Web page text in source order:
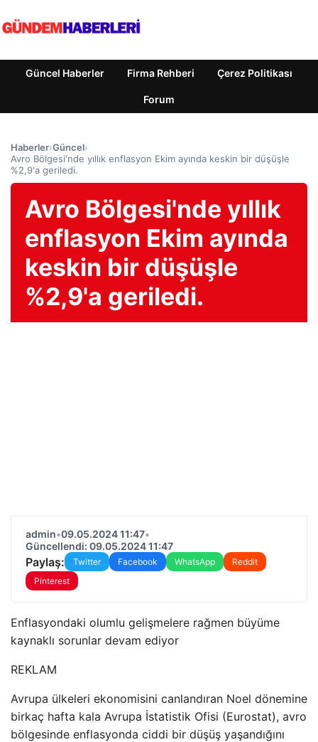
Güncel Haberler Firma Rehberi Çerez Politikası
Forum
Haberler›Güncel›
Avro Bölgesi'nde yıllık enflasyon Ekim ayında keskin bir düşüşle
%2,9'a geriledi.
Avro Bölgesi'nde yıllık
enflasyon Ekim ayında
keskin bir düşüşle
%2,9'a geriledi.
admin•09.05.2024 11:47•
Güncellendi: 09.05.2024 11:47
Paylaş: Twitter Facebook WhatsApp
Reddit
Pinterest
Enflasyondaki olumlu gelişmelere rağmen büyüme
kaynaklı sorunlar devam ediyor
REKLAM
Avrupa ülkeleri ekonomisini canlandıran Noel dönemine
birkaç hafta kala Avrupa İstatistik Ofisi (Eurostat), avro
bölgesinde enflasyonda ciddi bir düşüş yaşandığını